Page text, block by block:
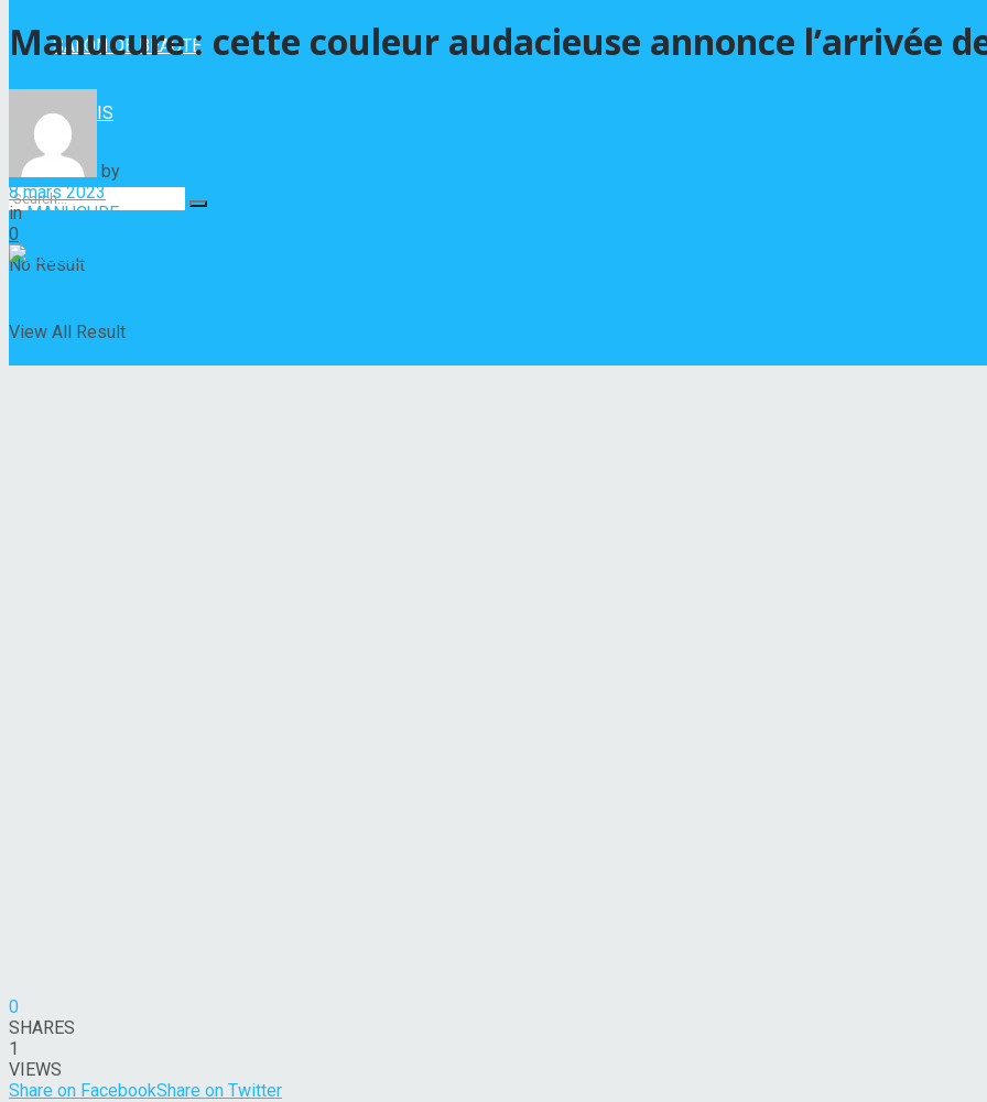
SALON DE BEAUTÉ
VERNIS
No Result
View All Result
Manucure : cette couleur audacieuse annonce l’arrivée
by
8 mars 2023
in MANUCURE
0
0
SHARES
1
VIEWS
Share on FacebookShare on Twitter